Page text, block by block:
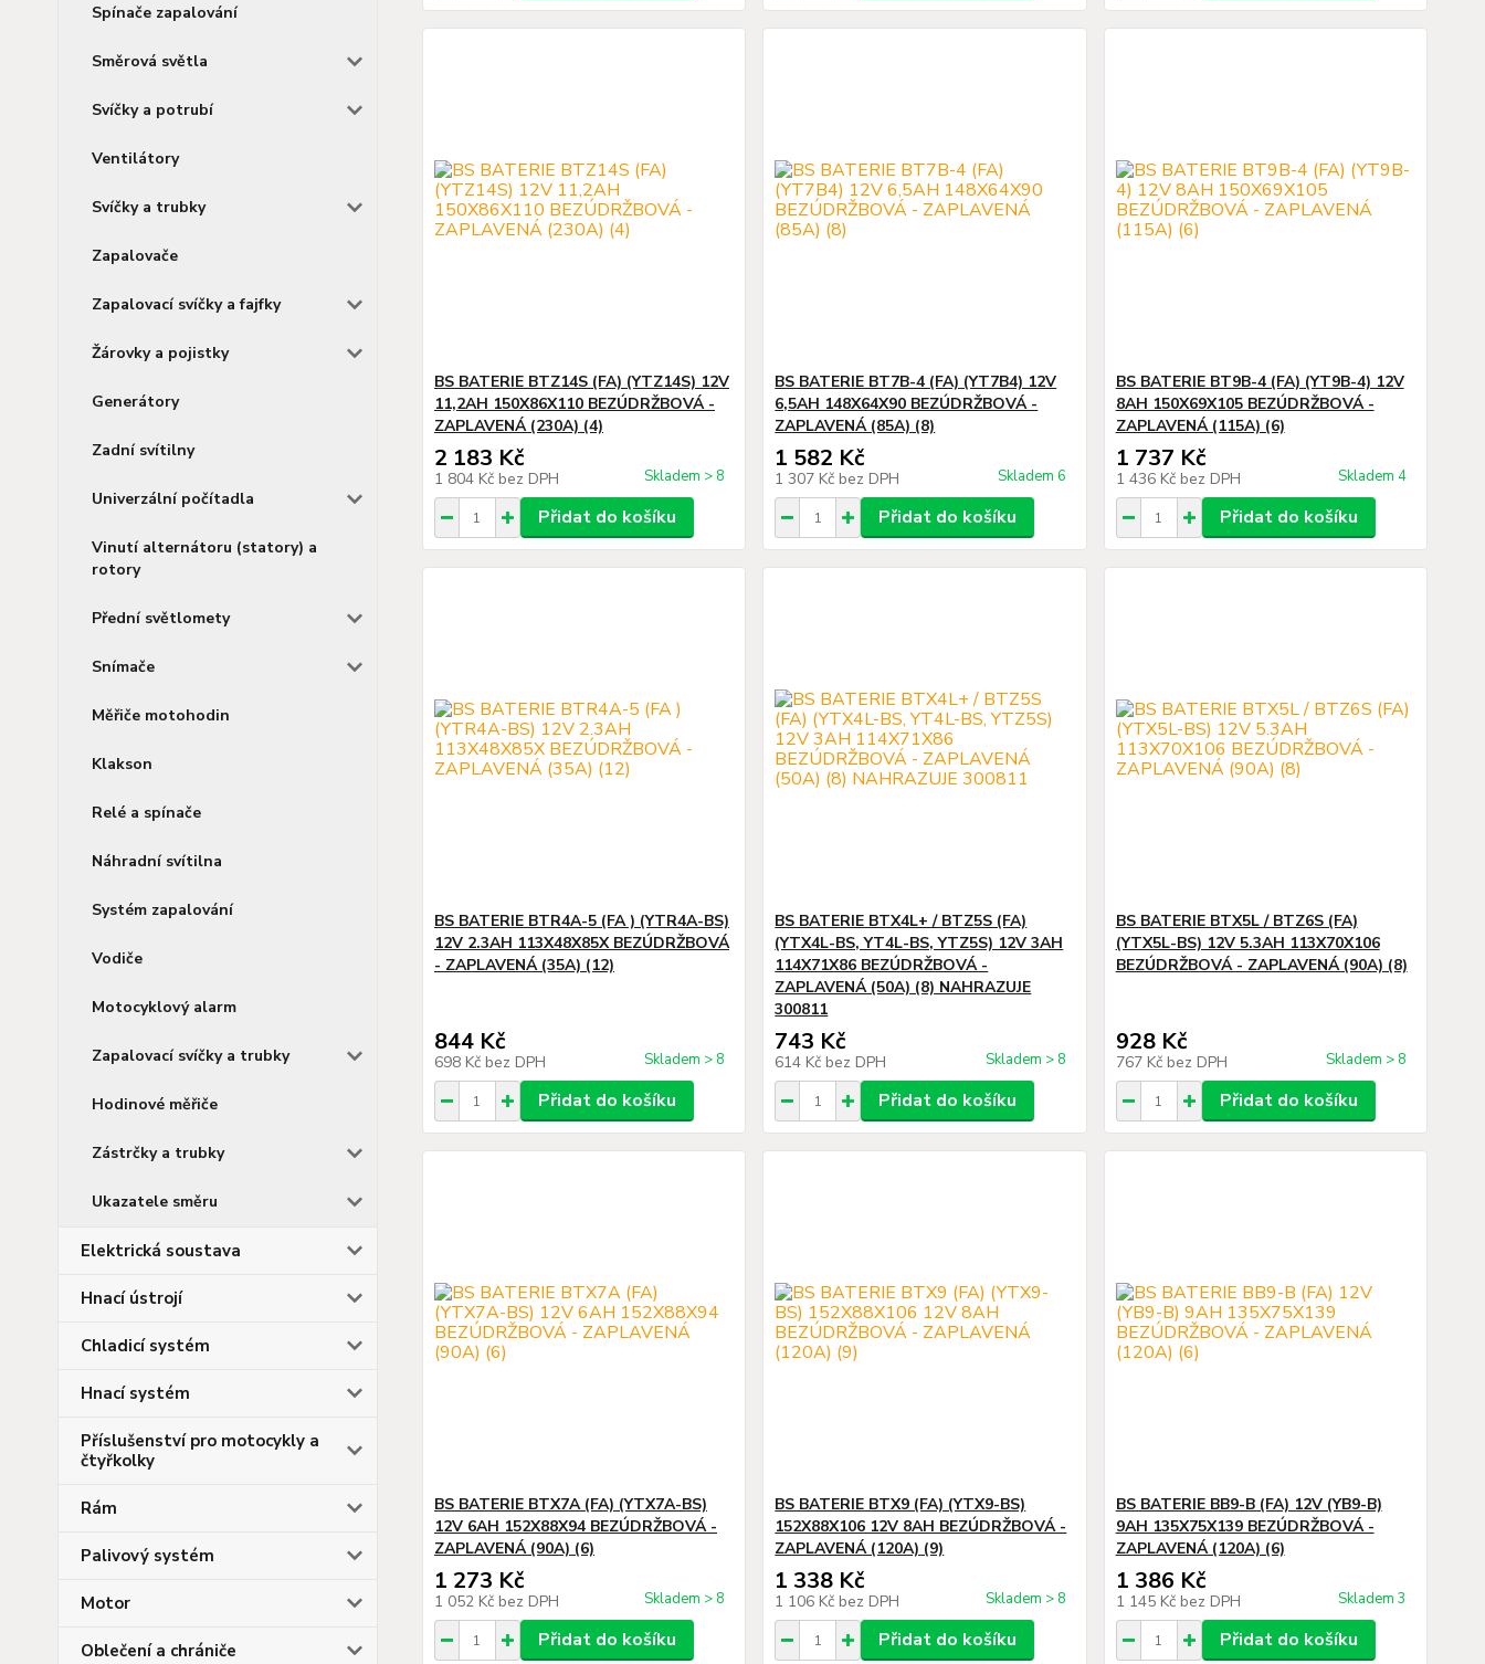
Spínače zapalování
Směrová světla
Svíčky a potrubí
Ventilátory
Svíčky a trubky
Zapalovače
Zapalovací svíčky a fajfky
Žárovky a pojistky
Generátory
Zadní svítilny
Univerzální počítadla
Vinutí alternátoru (statory) a
rotory
Přední světlomety
Snímače
Měřiče motohodin
Klakson
Relé a spínače
Náhradní svítilna
Systém zapalování
Vodiče
Motocyklový alarm
Zapalovací svíčky a trubky
Hodinové měřiče
Zástrčky a trubky
Ukazatele směru
Elektrická soustava
Hnací ústrojí
Chladicí systém
Hnací systém
Příslušenství pro motocykly a
čtyřkolky
Rám
Palivový systém
Motor
Oblečení a chrániče
BS BATERIE BTZ14S (FA) (YTZ14S) 12V
11,2AH 150X86X110 BEZÚDRŽBOVÁ -
ZAPLAVENÁ (230A) (4)
2 183 Kč
1 804 Kč bez DPH Skladem > 8
Přidat do košíku
BS BATERIE BT7B-4 (FA) (YT7B4) 12V
6,5AH 148X64X90 BEZÚDRŽBOVÁ -
ZAPLAVENÁ (85A) (8)
1 582 Kč
1 307 Kč bez DPH Skladem 6
Přidat do košíku
BS BATERIE BT9B-4 (FA) (YT9B-4) 12V
8AH 150X69X105 BEZÚDRŽBOVÁ -
ZAPLAVENÁ (115A) (6)
1 737 Kč
1 436 Kč bez DPH Skladem 4
Přidat do košíku
BS BATERIE BTR4A-5 (FA ) (YTR4A-BS)
12V 2.3AH 113X48X85X BEZÚDRŽBOVÁ
- ZAPLAVENÁ (35A) (12)
844 Kč
698 Kč bez DPH Skladem > 8
Přidat do košíku
BS BATERIE BTX4L+ / BTZ5S (FA)
(YTX4L-BS, YT4L-BS, YTZ5S) 12V 3AH
114X71X86 BEZÚDRŽBOVÁ -
ZAPLAVENÁ (50A) (8) NAHRAZUJE
300811
743 Kč
614 Kč bez DPH Skladem > 8
Přidat do košíku
BS BATERIE BTX5L / BTZ6S (FA)
(YTX5L-BS) 12V 5.3AH 113X70X106
BEZÚDRŽBOVÁ - ZAPLAVENÁ (90A) (8)
928 Kč
767 Kč bez DPH Skladem > 8
Přidat do košíku
BS BATERIE BTX7A (FA) (YTX7A-BS)
12V 6AH 152X88X94 BEZÚDRŽBOVÁ -
ZAPLAVENÁ (90A) (6)
1 273 Kč
1 052 Kč bez DPH Skladem > 8
Přidat do košíku
BS BATERIE BTX9 (FA) (YTX9-BS)
152X88X106 12V 8AH BEZÚDRŽBOVÁ -
ZAPLAVENÁ (120A) (9)
1 338 Kč
1 106 Kč bez DPH Skladem > 8
Přidat do košíku
BS BATERIE BB9-B (FA) 12V (YB9-B)
9AH 135X75X139 BEZÚDRŽBOVÁ -
ZAPLAVENÁ (120A) (6)
1 386 Kč
1 145 Kč bez DPH Skladem 3
Přidat do košíku